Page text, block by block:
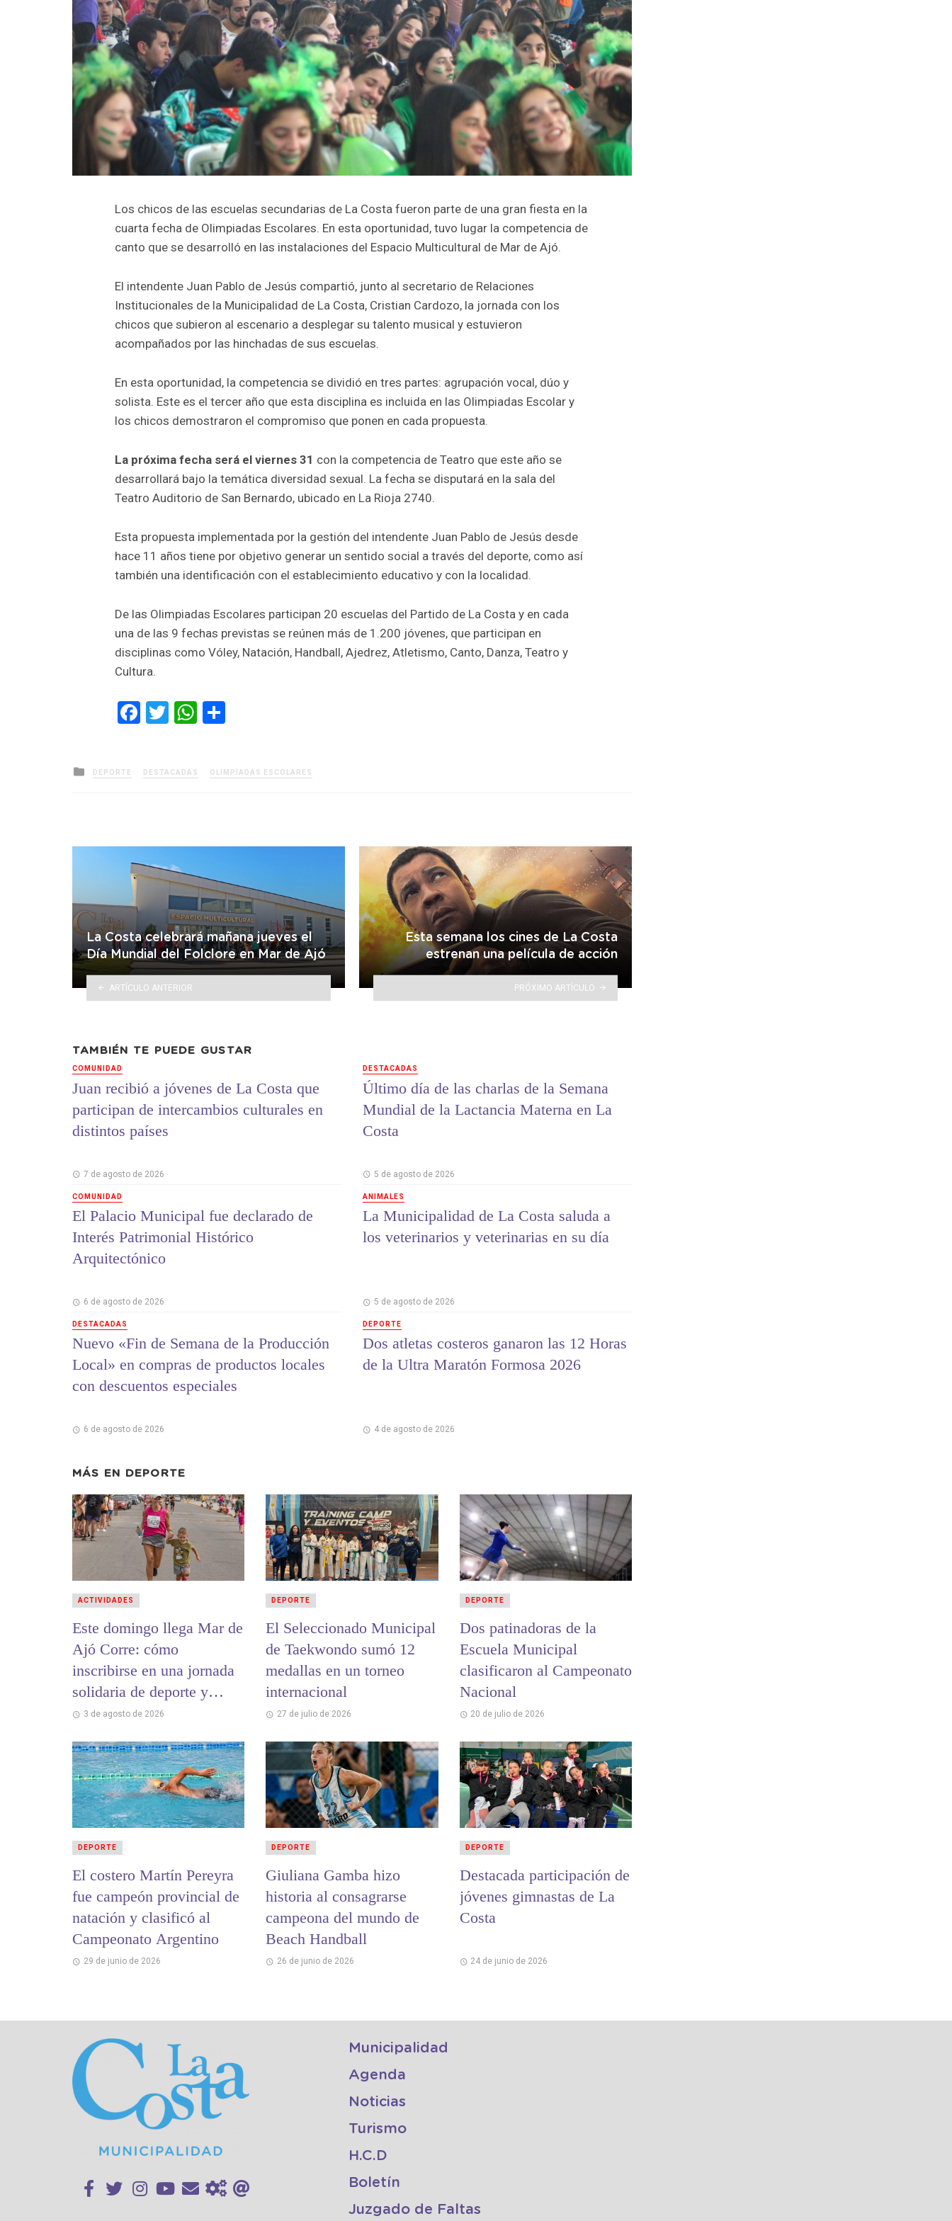
Los chicos de las escuelas secundarias de La Costa fueron parte de una gran fiesta en la
cuarta fecha de Olimpiadas Escolares. En esta oportunidad, tuvo lugar la competencia de
canto que se desarrolló en las instalaciones del Espacio Multicultural de Mar de Ajó.
El intendente Juan Pablo de Jesús compartió, junto al secretario de Relaciones
Institucionales de la Municipalidad de La Costa, Cristian Cardozo, la jornada con los
chicos que subieron al escenario a desplegar su talento musical y estuvieron
acompañados por las hinchadas de sus escuelas.
En esta oportunidad, la competencia se dividió en tres partes: agrupación vocal, dúo y
solista. Este es el tercer año que esta disciplina es incluida en las Olimpiadas Escolar y
los chicos demostraron el compromiso que ponen en cada propuesta.
La próxima fecha será el viernes 31 con la competencia de Teatro que este año se
desarrollará bajo la temática diversidad sexual. La fecha se disputará en la sala del
Teatro Auditorio de San Bernardo, ubicado en La Rioja 2740.
Esta propuesta implementada por la gestión del intendente Juan Pablo de Jesús desde
hace 11 años tiene por objetivo generar un sentido social a través del deporte, como así
también una identificación con el establecimiento educativo y con la localidad.
De las Olimpiadas Escolares participan 20 escuelas del Partido de La Costa y en cada
una de las 9 fechas previstas se reúnen más de 1.200 jóvenes, que participan en
disciplinas como Vóley, Natación, Handball, Ajedrez, Atletismo, Canto, Danza, Teatro y
Cultura.
Facebook
TwitterWhatsApp
Posted
in
DEPORTE DESTACADAS OLIMPÍADAS ESCOLARES
La Costa celebrará mañana jueves el
Día Mundial del Folclore en Mar de Ajó
ARTÍCULO ANTERIOR
Esta semana los cines de La Costa
estrenan una película de acción
PRÓXIMO ARTÍCULO
TAMBIÉN TE PUEDE GUSTAR
COMUNIDAD
Juan recibió a jóvenes de La Costa que
participan de intercambios culturales en
distintos países
7 de agosto de 2026
COMUNIDAD
El Palacio Municipal fue declarado de
Interés Patrimonial Histórico
Arquitectónico
6 de agosto de 2026
DESTACADAS
Nuevo «Fin de Semana de la Producción
Local» en compras de productos locales
con descuentos especiales
6 de agosto de 2026
DESTACADAS
Último día de las charlas de la Semana
Mundial de la Lactancia Materna en La
Costa
5 de agosto de 2026
ANIMALES
La Municipalidad de La Costa saluda a
los veterinarios y veterinarias en su día
5 de agosto de 2026
DEPORTE
Dos atletas costeros ganaron las 12 Horas
de la Ultra Maratón Formosa 2026
4 de agosto de 2026
MÁS EN DEPORTE
Este domingo llega Mar de
Ajó Corre: cómo
inscribirse en una jornada
solidaria de deporte y
encuentro
3 de agosto de 2026
ACTIVIDADES
El Seleccionado Municipal
de Taekwondo sumó 12
medallas en un torneo
internacional
27 de julio de 2026
DEPORTE
Dos patinadoras de la
Escuela Municipal
clasificaron al Campeonato
Nacional
20 de julio de 2026
DEPORTE
El costero Martín Pereyra
fue campeón provincial de
natación y clasificó al
Campeonato Argentino
29 de junio de 2026
DEPORTE
Giuliana Gamba hizo
historia al consagrarse
campeona del mundo de
Beach Handball
26 de junio de 2026
DEPORTE
Destacada participación de
jóvenes gimnastas de La
Costa
24 de junio de 2026
DEPORTE
Municipalidad
Agenda
Noticias
Turismo
H.C.D
Boletín
Juzgado de Faltas